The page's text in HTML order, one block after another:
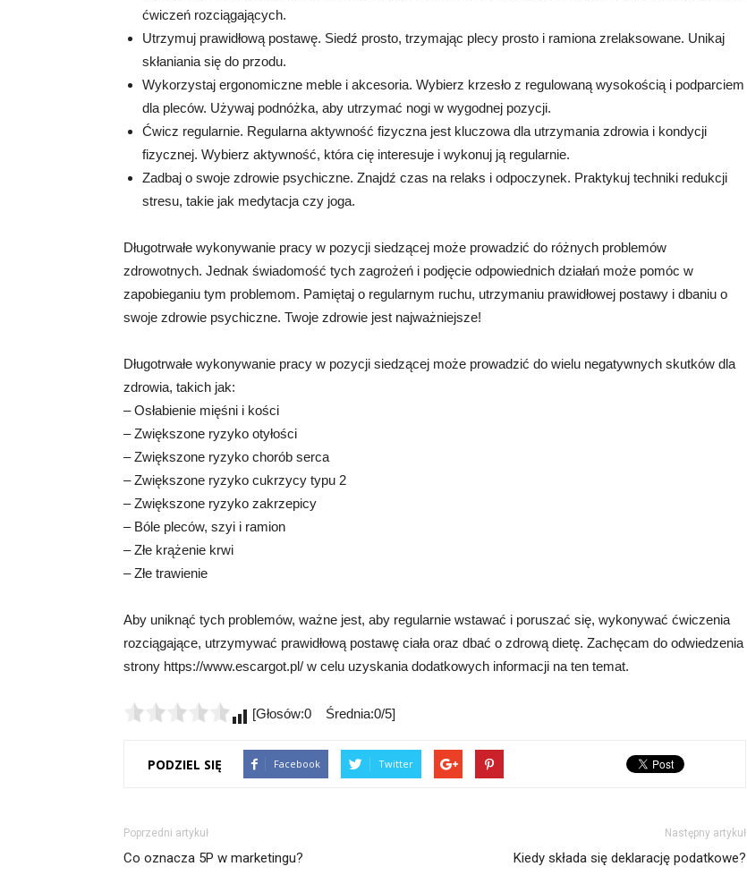
ćwiczeń rozciągających.
Utrzymuj prawidłową postawę. Siedź prosto, trzymając plecy prosto i ramiona zrelaksowane. Unikaj
skłaniania się do przodu.
Wykorzystaj ergonomiczne meble i akcesoria. Wybierz krzesło z regulowaną wysokością i podparciem
dla pleców. Używaj podnóżka, aby utrzymać nogi w wygodnej pozycji.
Ćwicz regularnie. Regularna aktywność fizyczna jest kluczowa dla utrzymania zdrowia i kondycji
fizycznej. Wybierz aktywność, która cię interesuje i wykonuj ją regularnie.
Zadbaj o swoje zdrowie psychiczne. Znajdź czas na relaks i odpoczynek. Praktykuj techniki redukcji
stresu, takie jak medytacja czy joga.
Długotrwałe wykonywanie pracy w pozycji siedzącej może prowadzić do różnych problemów
zdrowotnych. Jednak świadomość tych zagrożeń i podjęcie odpowiednich działań może pomóc w
zapobieganiu tym problemom. Pamiętaj o regularnym ruchu, utrzymaniu prawidłowej postawy i dbaniu o
swoje zdrowie psychiczne. Twoje zdrowie jest najważniejsze!
Długotrwałe wykonywanie pracy w pozycji siedzącej może prowadzić do wielu negatywnych skutków dla
zdrowia, takich jak:
– Osłabienie mięśni i kości
– Zwiększone ryzyko otyłości
– Zwiększone ryzyko chorób serca
– Zwiększone ryzyko cukrzycy typu 2
– Zwiększone ryzyko zakrzepicy
– Bóle pleców, szyi i ramion
– Złe krążenie krwi
– Złe trawienie
Aby uniknąć tych problemów, ważne jest, aby regularnie wstawać i poruszać się, wykonywać ćwiczenia
rozciągające, utrzymywać prawidłową postawę ciała oraz dbać o zdrową dietę. Zachęcam do odwiedzenia
strony https://www.escargot.pl/ w celu uzyskania dodatkowych informacji na ten temat.
[Głosów:0 Średnia:0/5]
PODZIEL SIĘ Facebook Twitter
Poprzedni artykuł
Co oznacza 5P w marketingu?
Następny artykuł
Kiedy składa się deklarację podatkowe?